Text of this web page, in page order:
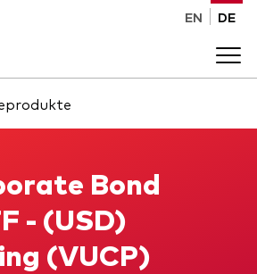
EN DE
ETF Bond
- (USD)
(VUCP)